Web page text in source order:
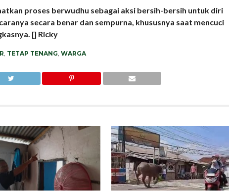
proses berwudhu sebagai aksi bersih-bersih untuk diri
secara benar dan sempurna, khususnya saat mencuci
[] Ricky
, TETAP TENANG, WARGA